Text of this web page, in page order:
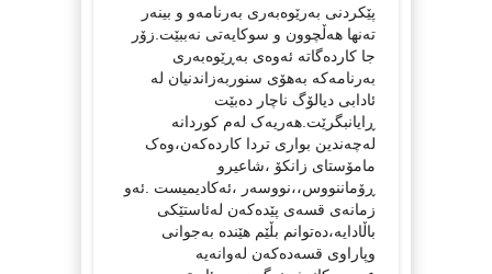
پێکردنی بەرێوەبەری بەرنامەو و بینەر
تەنها هەڵچوون و سوکایەتی نەببێت.زۆر
جا کاردەگاتە ئەوەی بەڕێوەبەری
بەرنامەکە بەهۆی سنوربەزاندنیان لە
ئادابی دیالۆگ ناچار دەبێت
ڕایانبگرێت.هەریەک لەم کوردانە
لەچەندین بواری تردا کاردەکەن،وەک
مامۆستای زانکۆ ،شاعیرو
ڕۆماننووس،،نووسەر ،ئەکادیمیست .ئەو
زمانەی قسەی پێدەکەن لەئاستێکی
باڵادایە،دەتوانم بڵێم هێندە بەجوانی
وپاراوی قسەدەکەن لەوانەیە